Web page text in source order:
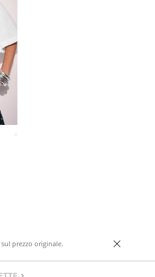
prezzo originale.